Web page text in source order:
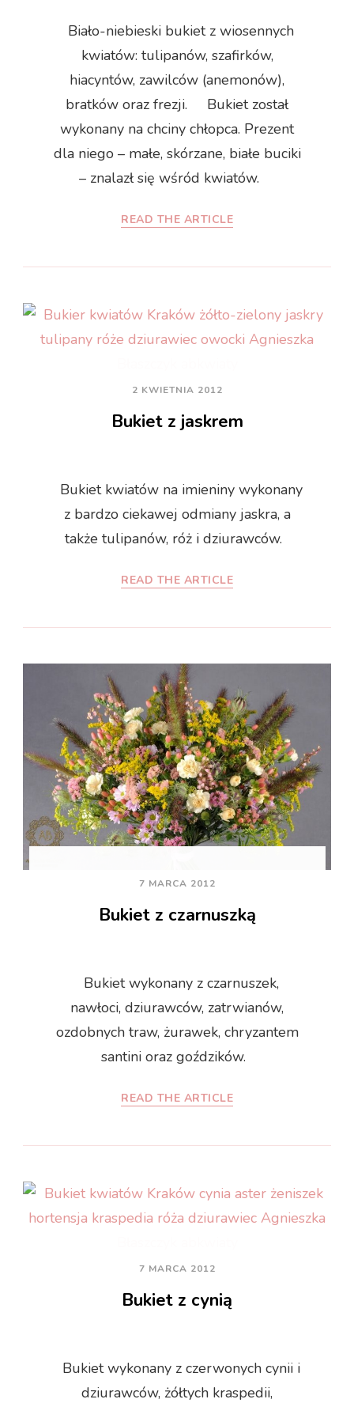
Biało-niebieski bukiet z wiosennych
kwiatów: tulipanów, szafirków,
hiacyntów, zawilców (anemonów),
bratków oraz frezji. Bukiet został
wykonany na chciny chłopca. Prezent
dla niego – małe, skórzane, białe buciki
– znalazł się wśród kwiatów.
READ THE ARTICLE
2 KWIETNIA 2012
Bukiet z jaskrem
Bukiet kwiatów na imieniny wykonany
z bardzo ciekawej odmiany jaskra, a
także tulipanów, róż i dziurawców.
READ THE ARTICLE
7 MARCA 2012
Bukiet z czarnuszką
Bukiet wykonany z czarnuszek,
nawłoci, dziurawców, zatrwianów,
ozdobnych traw, żurawek, chryzantem
santini oraz goździków.
READ THE ARTICLE
7 MARCA 2012
Bukiet z cynią
Bukiet wykonany z czerwonych cynii i
dziurawców, żółtych kraspedii,